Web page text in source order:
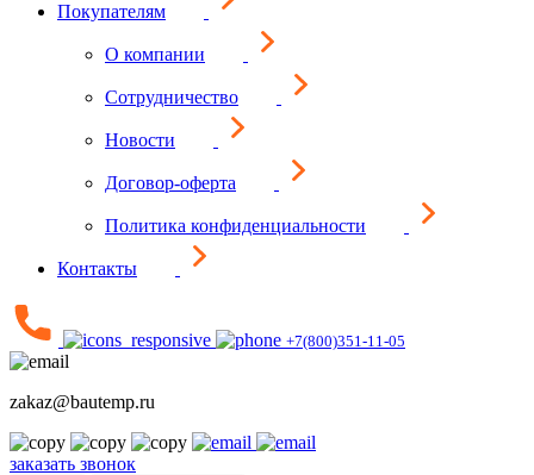
Покупателям
О компании
Сотрудничество
Новости
Договор-оферта
Политика конфиденциальности
Контакты
+7(800)351-11-05
zakaz@bautemp.ru
заказать звонок